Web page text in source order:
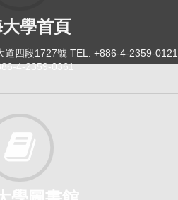
學首頁
道四段1727號 TEL: +886-4-2359-0121
4-2359-0361